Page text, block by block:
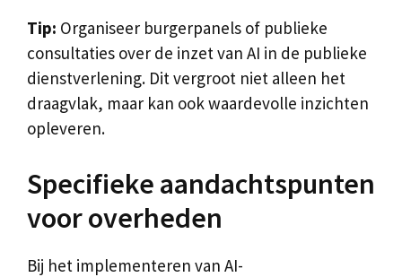
Tip: Organiseer burgerpanels of publieke
consultaties over de inzet van AI in de publieke
dienstverlening. Dit vergroot niet alleen het
draagvlak, maar kan ook waardevolle inzichten
opleveren.
Specifieke aandachtspunten
voor overheden
Bij het implementeren van AI-